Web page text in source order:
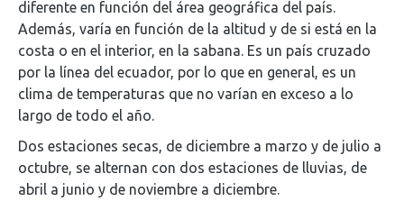
diferente en función del área geográfica del país.
Además, varía en función de la altitud y de si está en la
costa o en el interior, en la sabana. Es un país cruzado
por la línea del ecuador, por lo que en general, es un
clima de temperaturas que no varían en exceso a lo
largo de todo el año.
Dos estaciones secas, de diciembre a marzo y de julio a
octubre, se alternan con dos estaciones de lluvias, de
abril a junio y de noviembre a diciembre.